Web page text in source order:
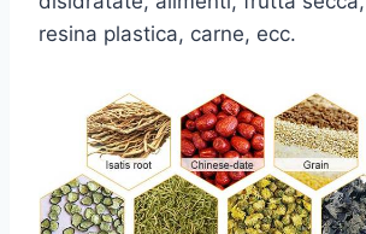
resina plastica, carne, ecc.